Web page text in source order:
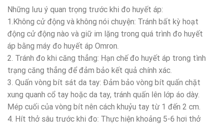
Những lưu ý quan trọng trước khi đo huyết áp:
1.Không cử động và không nói chuyện: Tránh bất kỳ hoạt
động cử động nào và giữ im lặng trong quá trình đo huyết
áp bằng máy đo huyết áp Omron.
2. Tránh đo khi căng thẳng: Hạn chế đo huyết áp trong tình
trạng căng thẳng để đảm bảo kết quả chính xác.
3. Quấn vòng bít sát da tay: Đảm bảo vòng bít quấn chặt
xung quanh cổ tay hoặc da tay, tránh quấn lên lớp áo dày.
Mép cuối của vòng bít nên cách khuỷu tay từ 1 đến 2 cm.
4. Hít thở sâu trước khi đo: Thực hiện khoảng 5-6 hơi thở